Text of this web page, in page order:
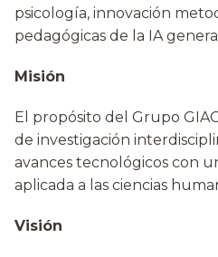
psicología, innovación
pedagógicas de la IA
Misión
El propósito del Grupo
de investigación
avances tecnológicos con
aplicada a las ciencias
Visión